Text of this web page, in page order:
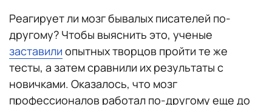
Реагирует ли мозг бывалых писателей по-
другому? Чтобы выяснить это, ученые
заставили опытных творцов пройти те же
тесты, а затем сравнили их результаты с
новичками. Оказалось, что мозг
профессионалов работал по-другому еще до